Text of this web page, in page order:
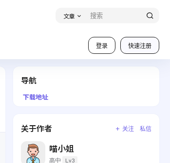
文章
登录 快速注册
导航
下载地址
关于作者 关注 私信
喵小姐
高中 Lv3